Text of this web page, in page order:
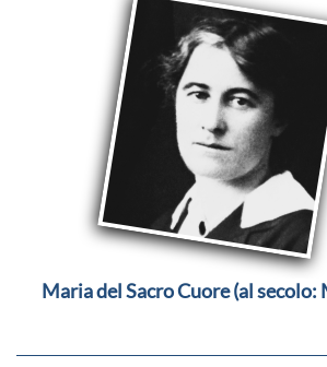
Maria del Sacro Cuore (al